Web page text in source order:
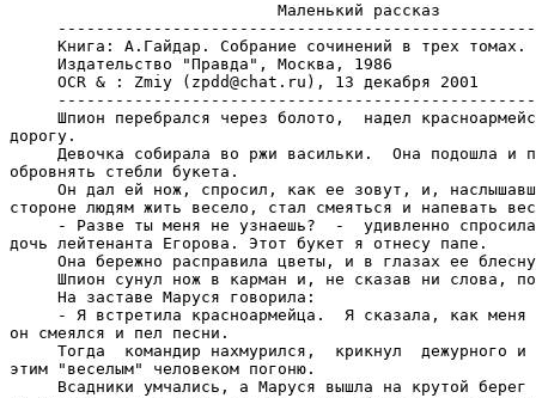
                            Маленький рассказ
Книга: А.Гайдар. Собрание сочинений в трех томах.
     Издательство "Правда", Москва, 1986
     OCR & : Zmiy (zpdd@chat.ru), 13 декабря 2001
Шпион перебрался через болото,  надел
дорогу.
Девочка собирала во ржи васильки.  Она подошла и
обровнять стебли букета.
Он дал ей нож, спросил, как ее зовут, и,
стороне людям жить весело, стал смеяться и напевать
- Разве ты меня не узнаешь?  -  удивленно
дочь лейтенанта Егорова. Этот букет я отнесу папе.
Она бережно расправила цветы, и в глазах ее
Шпион сунул нож в карман и, не сказав ни слова,
     На заставе Маруся говорила:
- Я встретила красноармейца.  Я сказала, как меня
он смеялся и пел песни.
Тогда  командир нахмурился,  крикнул  дежурного и
этим "веселым" человеком погоню.
Всадники умчались, а Маруся вышла на крутой берег